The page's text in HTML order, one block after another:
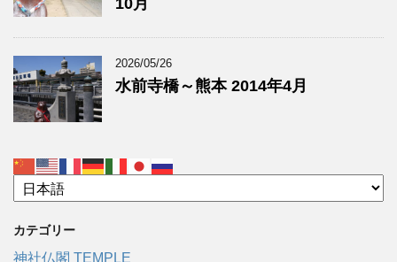
2026/05/26
水前寺橋～熊本 2014年4月
カテゴリー
神社仏閣 TEMPLE